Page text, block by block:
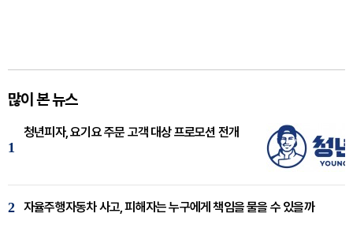
많이 본 뉴스
1
청년피자, 요기요 주문 고객 대상 프로모션 전개
2 자율주행자동차 사고, 피해자는 누구에게 책임을 물을 수 있을까